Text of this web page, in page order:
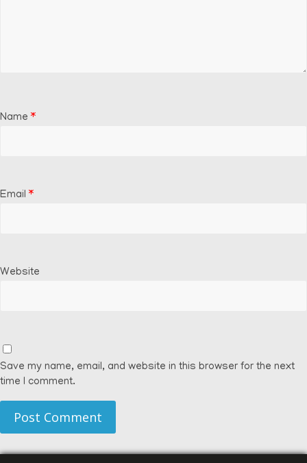
Name *
Email *
Website
Save my name, email, and website in this browser for the next
time I comment.